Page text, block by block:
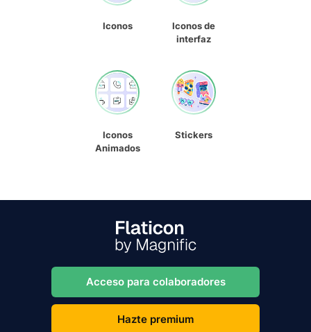
Iconos
Iconos de
interfaz
Iconos
Animados
Stickers
Acceso para colaboradores
Hazte premium